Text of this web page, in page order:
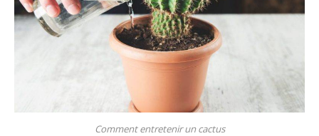
Comment entretenir un cactus